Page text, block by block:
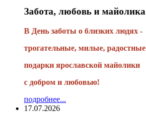
Забота, любовь и майолика
В День заботы о близких людях -
трогательные, милые, радостные
подарки ярославской майолики
с добром и любовью!
подробнее...
17.07.2026